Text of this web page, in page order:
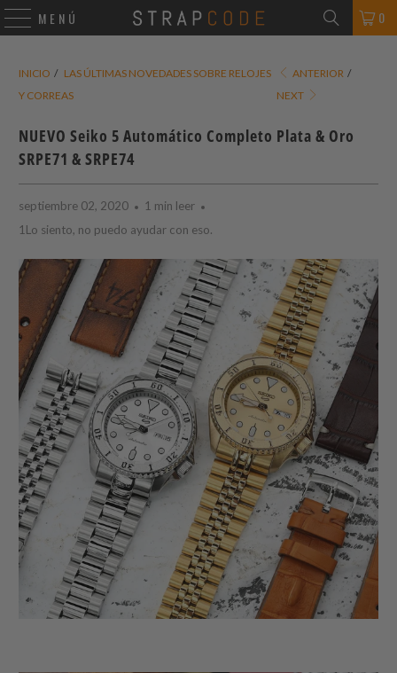
MENÚ 0
INICIO / LAS ÚLTIMAS NOVEDADES SOBRE RELOJES
Y CORREAS
ANTERIOR /
NEXT
NUEVO Seiko 5 Automático Completo Plata & Oro
SRPE71 & SRPE74
septiembre 02, 2020
1 min leer
1Lo siento, no puedo ayudar con eso.